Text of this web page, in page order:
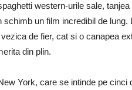
western-urile sale,
un film incredibil de lung.
de fier, cat si o canapea
din plin.
York, care se intinde pe cinci